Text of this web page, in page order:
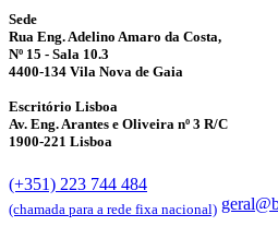
Sede
Rua Eng. Adelino Amaro da Costa,
Nº 15 - Sala 10.3
4400-134 Vila Nova de Gaia
Escritório Lisboa
Av. Eng. Arantes e Oliveira nº 3 R/C
1900-221 Lisboa
(+351) 223 744 484
(chamada para a rede fixa nacional)